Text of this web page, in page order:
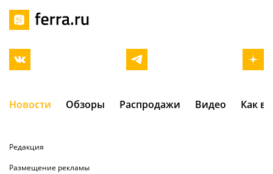
Новости Обзоры Распродажи Видео Как
Редакция
Размещение рекламы